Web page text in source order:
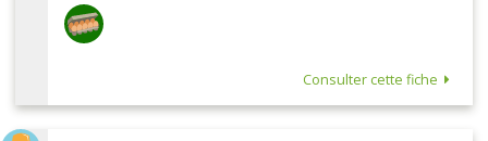
Consulter cette fiche